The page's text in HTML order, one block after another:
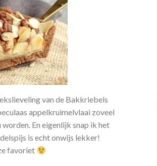
van de Bakkriebels
appelkruimelvlaai zoveel
En eigenlijk snap ik het
is echt onwijs lekker!
favoriet